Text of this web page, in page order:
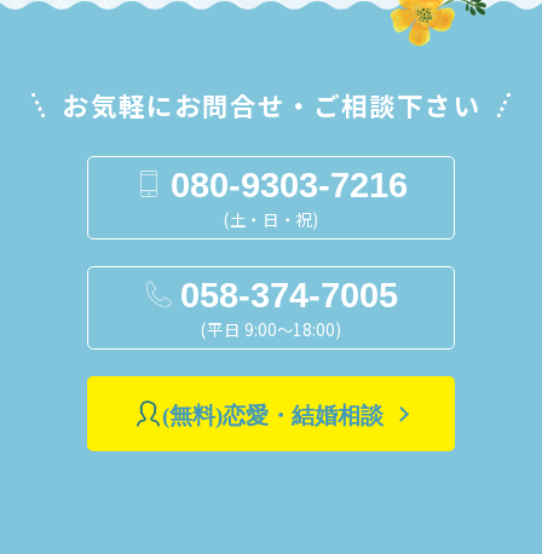
お気軽にお問合せ・ご相談下さい
080-9303-7216
(土・日・祝)
058-374-7005
(平日 9:00～18:00)
(無料)恋愛・結婚相談